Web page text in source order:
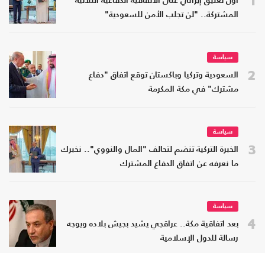
المشتركة.. "لن تجلب الأمن للسعودية"
2
سياسة
السعودية وتركيا وباكستان توقع اتفاق "دفاع
مشترك" في مكة المكرمة
3
سياسة
الخبرة التركية تنضم لتحالف "المال والنووي".. نخبرك
ما نعرفه عن اتفاق الدفاع المشترك
4
سياسة
بعد اتفاقية مكة.. عراقجي يشيد بجيش بلاده ويوجه
رسالة للدول الإسلامية